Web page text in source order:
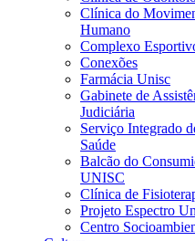
Clínica do
Humano
Complexo
Conexões
Farmácia Unisc
Gabinete de
Judiciária
Serviço Integrado
Saúde
Balcão do
UNISC
Clínica de
Projeto Espectro
Centro